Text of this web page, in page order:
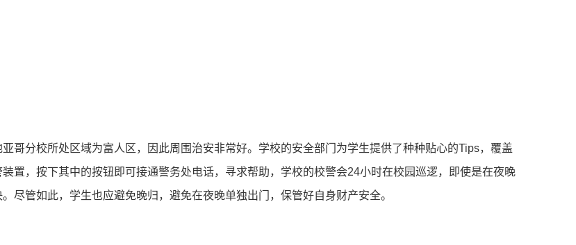
哥分校所处区域为富人区，因此周围治安非常好。学校的安全部门为学生提供了种种贴心的Tips，覆盖
置，按下其中的按钮即可接通警务处电话，寻求帮助，学校的校警会24小时在校园巡逻，即使是在夜晚
尽管如此，学生也应避免晚归，避免在夜晚单独出门，保管好自身财产安全。